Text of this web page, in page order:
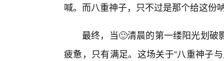
喊。而八重神子，只不过是那个给这份
最终，当🙂清晨的第一缕阳光划破
疲惫，只有满足。这场关于“八重神子